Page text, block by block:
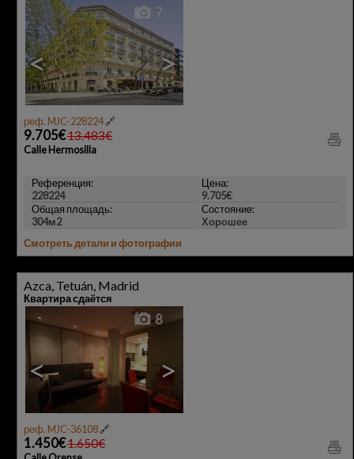
< >
7
реф. MJC-228224🔗
9.705€13.483€
Calle Hermosilla
Референция:
228224
Цена:
9.705€
Общая площадь:
304м2
Состояние:
Хорошее
Смотреть детали и фотографии
Azca, Tetuán, Madrid
Квартира сдаётся
< >
8
реф. MJC-36108🔗
1.450€1.650€